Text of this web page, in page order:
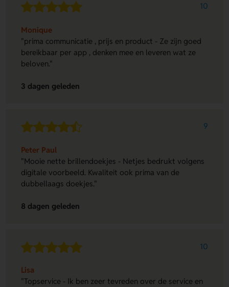
10
Monique
"prima communicatie , prijs en product - Ze zijn goed
bereikbaar per app , denken mee en leveren wat ze
beloven."
3 dagen geleden
9
Peter Paul
"Mooie nette brillendoekjes - Netjes bedrukt volgens
digitale voorbeeld. Kwaliteit ook prima van de
dubbellaags doekjes."
8 dagen geleden
10
Lisa
"Topservice - Ik ben zeer tevreden over de service en